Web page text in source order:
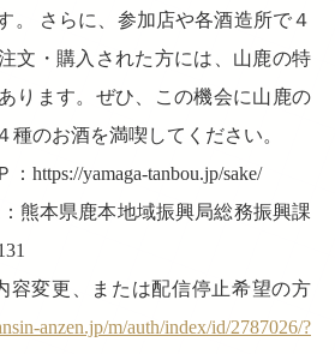
。 さらに、参加店や各酒造所で４
文・購入された方には、山鹿の特
ります。ぜひ、この機会に山鹿の
種のお酒を満喫してください。
https://yamaga-tanbou.jp/sake/
熊本県鹿本地域振興局総務振興課
更、または配信停止希望の方
anzen.jp/m/auth/index/id/2787026/?